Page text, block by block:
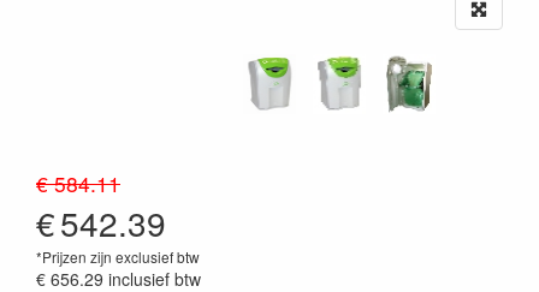
€ 584.11
€542.39
*Prijzen zijn exclusief btw
€ 656.29 inclusief btw